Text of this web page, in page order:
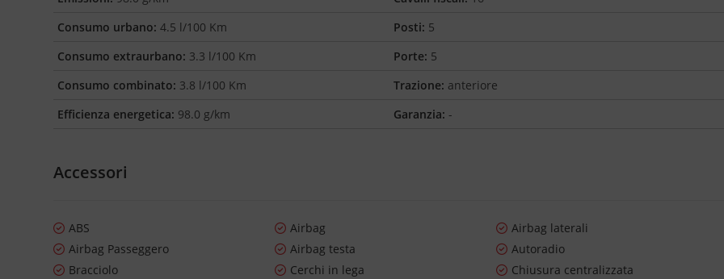
Consumo urbano: 4.5 l/100 Km
Consumo extraurbano: 3.3 l/100 Km
Consumo combinato: 3.8 l/100 Km
Efficienza energetica: 98.0 g/km
Posti: 5
Porte: 5
Trazione: anteriore
Garanzia: -
Accessori
ABS Airbag
Airbag laterali
Airbag Passeggero
Airbag testa
Autoradio
Bracciolo
Cerchi in lega
Chiusura centralizzata